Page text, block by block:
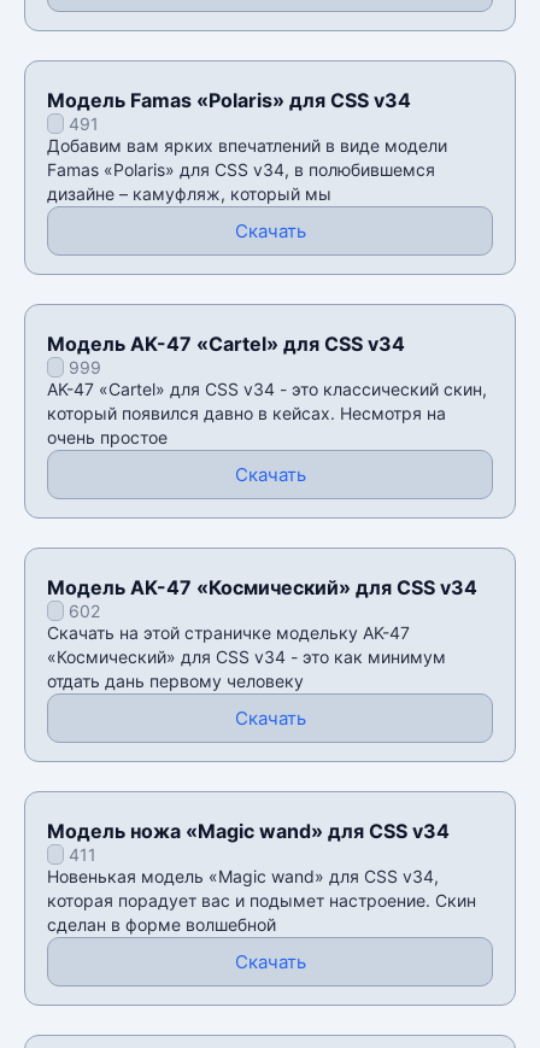
Модель Famas «Polaris» для CSS v34
491
Добавим вам ярких впечатлений в виде модели
Famas «Polaris» для CSS v34, в полюбившемся
дизайне – камуфляж, который мы
Скачать
Модель AK-47 «Cartel» для CSS v34
999
AK-47 «Cartel» для CSS v34 - это классический скин,
который появился давно в кейсах. Несмотря на
очень простое
Скачать
Модель AK-47 «Космический» для CSS v34
602
Скачать на этой страничке модельку AK-47
«Космический» для CSS v34 - это как минимум
отдать дань первому человеку
Скачать
Модель ножа «Magic wand» для CSS v34
411
Новенькая модель «Magic wand» для CSS v34,
которая порадует вас и подымет настроение. Скин
сделан в форме волшебной
Скачать